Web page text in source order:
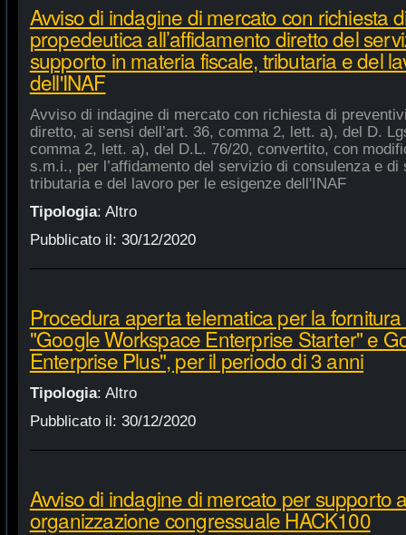
Avviso di indagine di mercato con richiesta
propedeutica all’affidamento diretto del
supporto in materia fiscale, tributaria e del
dell'INAF
Avviso di indagine di mercato con richiesta di
diretto, ai sensi dell’art. 36, comma 2, lett. a), del D.
comma 2, lett. a), del D.L. 76/20, convertito, con
s.m.i., per l’affidamento del servizio di consulenza e
tributaria e del lavoro per le esigenze dell'INAF
Tipologia: Altro
Pubblicato il: 30/12/2020
Procedura aperta telematica per la
"Google Workspace Enterprise Starter" e
Enterprise Plus", per il periodo di 3 anni
Tipologia: Altro
Pubblicato il: 30/12/2020
Avviso di indagine di mercato per supporto
organizzazione congressuale HACK100